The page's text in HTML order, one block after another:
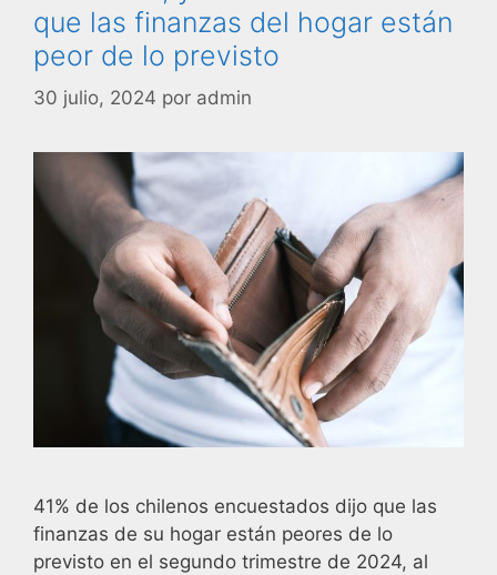
que las finanzas del hogar están
peor de lo previsto
30 julio, 2024 por admin
41% de los chilenos encuestados dijo que las
finanzas de su hogar están peores de lo
previsto en el segundo trimestre de 2024, al